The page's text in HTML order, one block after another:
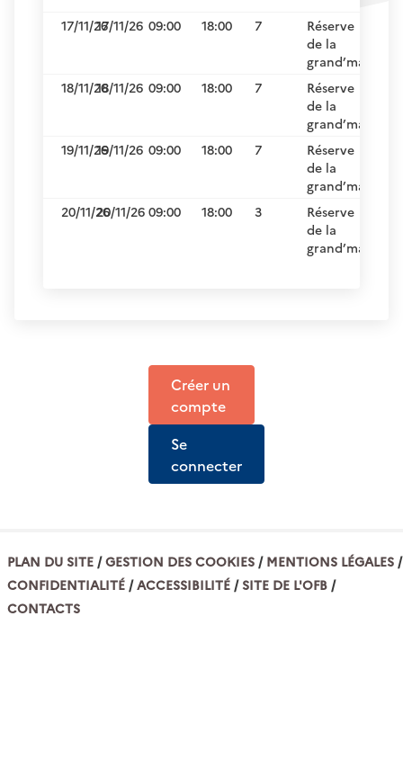
17/11/2617/11/26 09:00 18:00 7
Réserve
de la
grand’mare
18/11/2618/11/26 09:00 18:00 7
Réserve
de la
grand’mare
19/11/2619/11/26 09:00 18:00 7
Réserve
de la
grand’mare
20/11/2620/11/26 09:00 18:00 3
Réserve
de la
grand’mare
Créer un
compte
Se
connecter
PLAN DU SITE GESTION DES COOKIES
MENTIONS LÉGALES
CONFIDENTIALITÉ
ACCESSIBILITÉ
SITE DE L'OFB
CONTACTS